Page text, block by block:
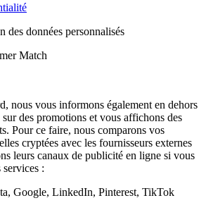
des données personnalisés
Match
nous vous informons également en dehors
des promotions et vous affichons des
Pour ce faire, nous comparons vos
cryptées avec les fournisseurs externes
leurs canaux de publicité en ligne si vous
:
Google, LinkedIn, Pinterest, TikTok